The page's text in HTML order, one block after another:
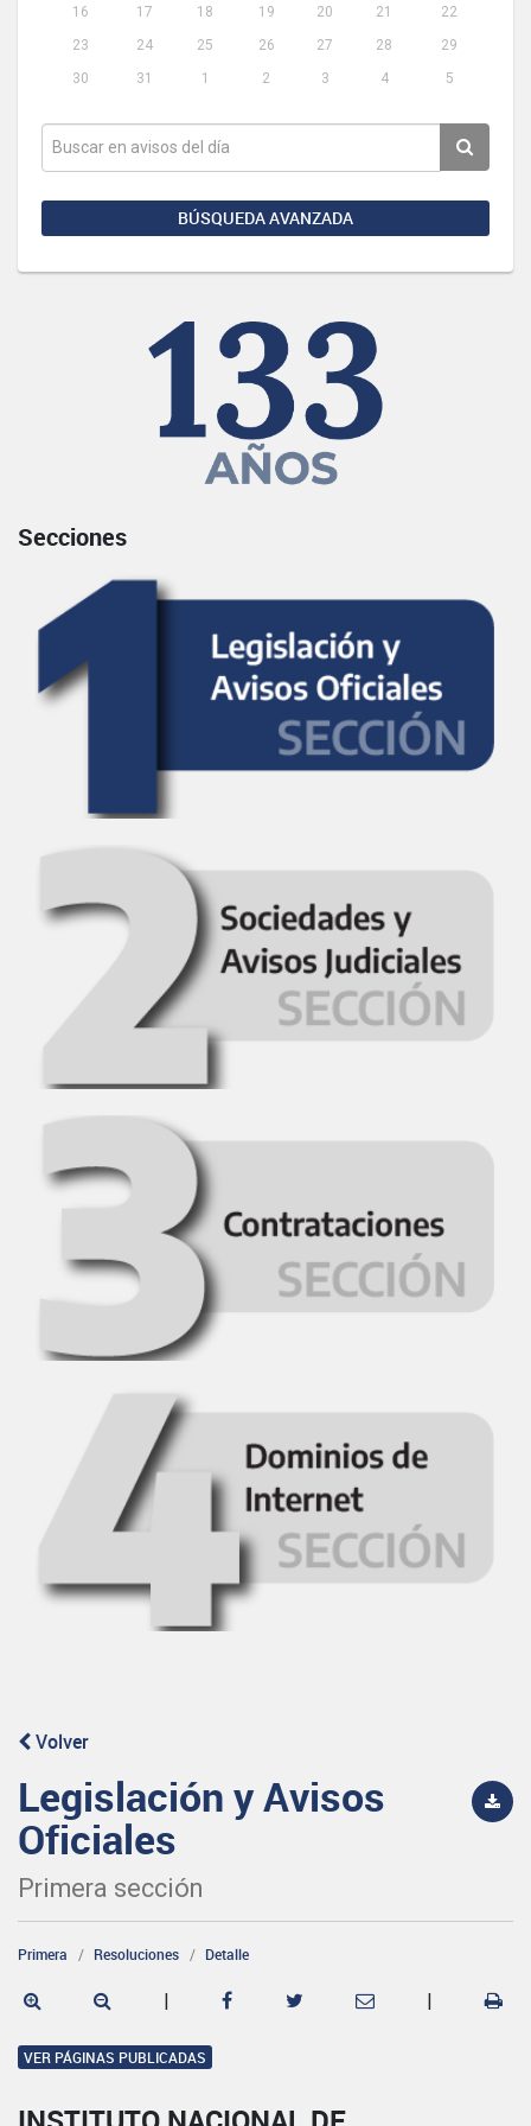
16
17 18 19 20 21
22
23
24 25 26 27 28
29
30
31 1 2 3 4 5
BÚSQUEDA AVANZADA
Secciones
Volver
Legislación y Avisos
Oficiales
Primera sección
Primera Resoluciones Detalle
| |
VER PÁGINAS PUBLICADAS